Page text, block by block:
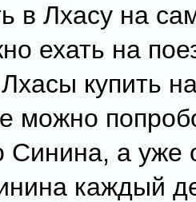
в Лхасу на
ехать на
купить
можно
Синина, а уже
каждый